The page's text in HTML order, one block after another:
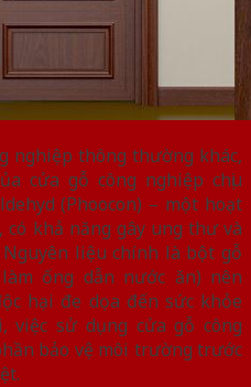
nghiệp thông thường khác,
cửa gỗ công nghiệp chịu
(Phoocon) – một hoạt
có khả năng gây ung thư và
liệu chính là bột gỗ
ống dẫn nước ăn) nên
hại đe dọa đến sức khỏe
việc sử dụng cửa gỗ công
bảo vệ môi trường trước